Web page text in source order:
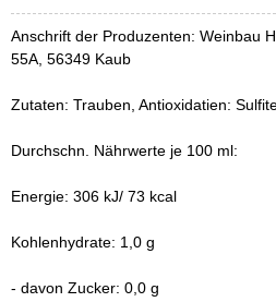
Anschrift der Produzenten: Weinbau
55A, 56349 Kaub
Zutaten: Trauben, Antioxidatien:
Durchschn. Nährwerte je 100 ml:
Energie: 306 kJ/ 73 kcal
Kohlenhydrate: 1,0 g
- davon Zucker: 0,0 g